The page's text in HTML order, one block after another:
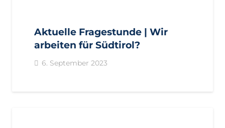
Aktuelle Fragestunde | Wir
arbeiten für Südtirol?
6. September 2023